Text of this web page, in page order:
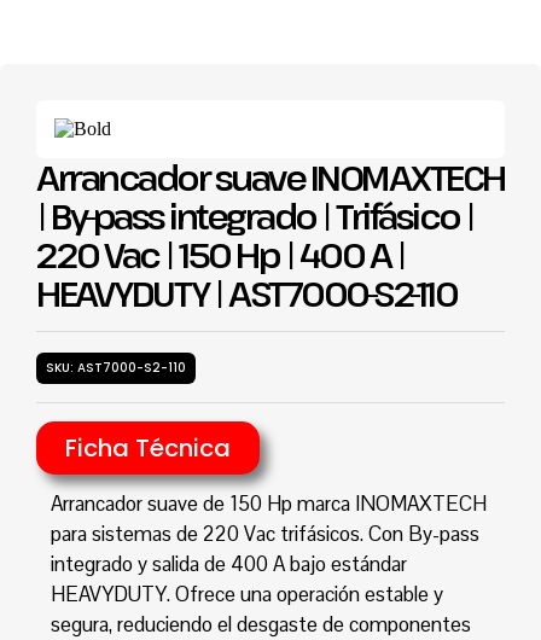
Arrancador suave INOMAXTECH
| By-pass integrado | Trifásico |
220 Vac | 150 Hp | 400 A |
HEAVYDUTY | AST7000-S2-110
SKU: AST7000-S2-110
Ficha Técnica
Arrancador suave de 150 Hp marca INOMAXTECH
para sistemas de 220 Vac trifásicos. Con By-pass
integrado y salida de 400 A bajo estándar
HEAVYDUTY. Ofrece una operación estable y
segura, reduciendo el desgaste de componentes